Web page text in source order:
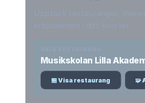
Musikskolan Lilla
🏪 Visa restaurang 🧩